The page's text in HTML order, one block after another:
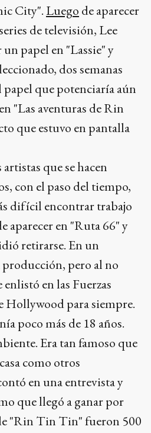
City". Luego de aparecer
de televisión, Lee
papel en "Lassie" y
dos semanas
papel que potenciaría aún
"Las aventuras de Rin
que estuvo en pantalla
que se hacen
con el paso del tiempo,
difícil encontrar trabajo
aparecer en "Ruta 66" y
retirarse. En un
pero al no
en las Fuerzas
Hollywood para siempre.
poco más de 18 años.
Era tan famoso que
como otros
en una entrevista y
que llegó a ganar por
"Rin Tin Tin" fueron 500